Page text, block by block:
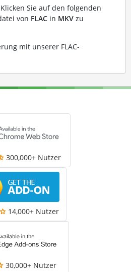
Sie auf den folgenden
von FLACin MKVzu
mit unserer FLAC-
300,000+ Nutzer
14,000+ Nutzer
30,000+ Nutzer